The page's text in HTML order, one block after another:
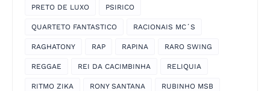
PRETO DE LUXO PSIRICO
QUARTETO FANTASTICO RACIONAIS MC´S
RAGHATONY RAP RAPINA RARO SWING
REGGAE REI DA CACIMBINHA RELIQUIA
RITMO ZIKA RONY SANTANA RUBINHO MSB